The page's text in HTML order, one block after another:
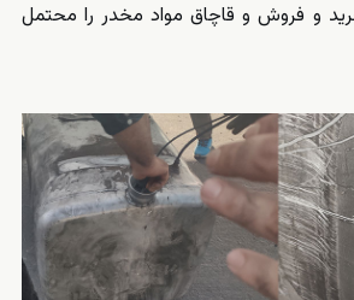
و فروش و قاچاق مواد مخدر را محتمل